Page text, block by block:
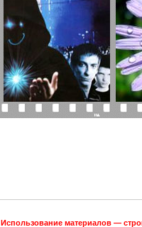
Использование материалов —